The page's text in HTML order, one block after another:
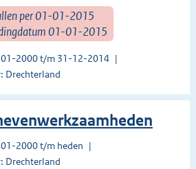
per 01-01-2015
01-01-2015
01-2000 t/m 31-12-2014
Drechterland
2000 t/m heden
Drechterland